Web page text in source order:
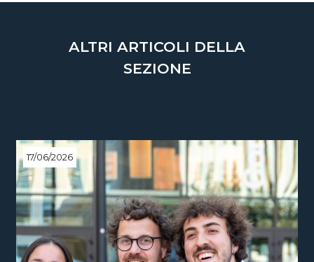
ALTRI ARTICOLI DELLA
SEZIONE
17/06/2026